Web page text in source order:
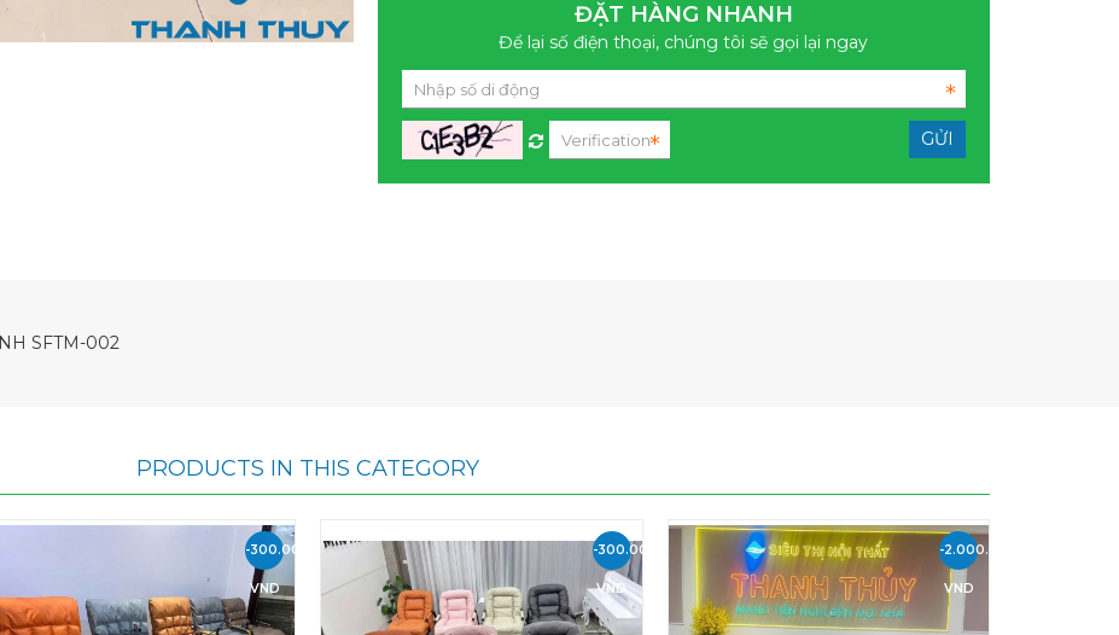
ĐẶT HÀNG NHANH
Để lại số điện thoại, chúng tôi sẽ gọi lại ngay
SFTM-002
PRODUCTS IN THIS CATEGORY
-300.000
VND
-300.000
VND
-2.000.000
VND